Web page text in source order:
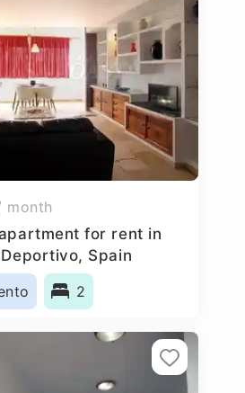
month
for rent in
Spain
2